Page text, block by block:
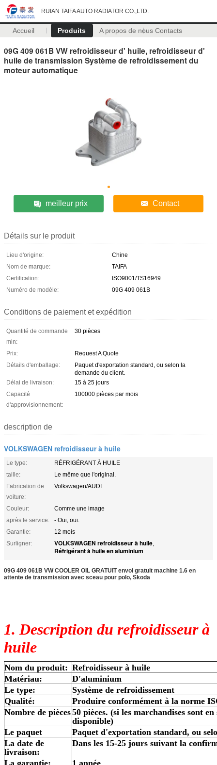
RUIAN TAIFA AUTO RADIATOR CO.,LTD.
Accueil Produits A propos de nous Contacts
09G 409 061B VW refroidisseur d' huile, refroidisseur d'
huile de transmission Système de refroidissement du
moteur automatique
meilleur prix Contact
Détails sur le produit
Lieu d'origine:
Chine
Nom de marque:
TAIFA
Certification:
ISO9001/TS16949
Numéro de modèle:
09G 409 061B
Conditions de paiement et expédition
Quantité de commande
min:
30 pièces
Prix:
Request A Quote
Détails d'emballage:
Paquet d'exportation standard, ou selon la
demande du client.
Délai de livraison:
15 à 25 jours
Capacité
d'approvisionnement:
100000 pièces par mois
description de
VOLKSWAGEN refroidisseur à huile
Le type:
RÉFRIGÉRANT À HUILE
taille:
Le même que l'original.
Fabrication de
voiture:
Volkswagen/AUDI
Couleur:
Comme une image
après le service:
- Oui, oui.
Garantie:
12 mois
Surligner:
VOLKSWAGEN refroidisseur à huile,
Réfrigérant à huile en aluminium
09G 409 061B VW COOLER OIL GRATUIT envoi gratuit machine 1.6 en
attente de transmission avec sceau pour polo, Skoda
1. Description du refroidisseur à
huile
Nom du produit: Refroidisseur à huile
Matériau:
D'aluminium
Le type:
Système de refroidissement
Qualité:
Produire conformément à la norme
Nombre de pièces50 pièces. (si les marchandises sont
disponible)
Le paquet
Paquet d'exportation standard, ou
La date de
livraison:
Dans les 15-25 jours suivant la
La garantie:
1 année